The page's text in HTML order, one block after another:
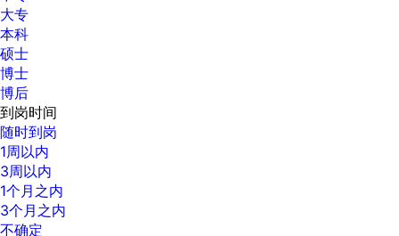
大专
本科
硕士
博士
博后
到岗时间
随时到岗
1周以内
3周以内
1个月之内
3个月之内
不确定